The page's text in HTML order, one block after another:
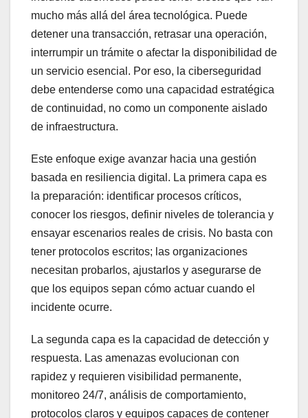
mucho más allá del área tecnológica. Puede
detener una transacción, retrasar una operación,
interrumpir un trámite o afectar la disponibilidad de
un servicio esencial. Por eso, la ciberseguridad
debe entenderse como una capacidad estratégica
de continuidad, no como un componente aislado
de infraestructura.
Este enfoque exige avanzar hacia una gestión
basada en resiliencia digital. La primera capa es
la preparación: identificar procesos críticos,
conocer los riesgos, definir niveles de tolerancia y
ensayar escenarios reales de crisis. No basta con
tener protocolos escritos; las organizaciones
necesitan probarlos, ajustarlos y asegurarse de
que los equipos sepan cómo actuar cuando el
incidente ocurre.
La segunda capa es la capacidad de detección y
respuesta. Las amenazas evolucionan con
rapidez y requieren visibilidad permanente,
monitoreo 24/7, análisis de comportamiento,
protocolos claros y equipos capaces de contener